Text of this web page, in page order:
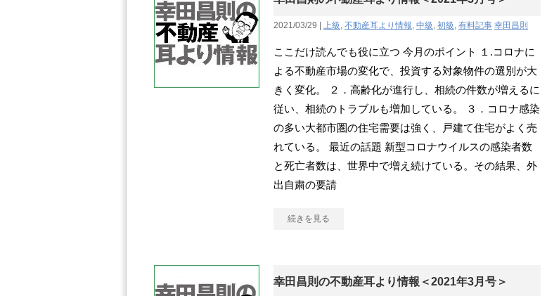
2021/03/29 | 上級 , 不動産耳より情報, 中級 , 初級 , 有料記事 幸田昌則
ここだけ読んでも役に立つ 今月のポイント １.コロナに
よる不動産市場の変化で、投資する対象物件の選別が大
きく変化。 ２．高齢化が進行し、相続の件数が増えるに
従い、相続のトラブルも増加している。 ３．コロナ感染
の多い大都市圏の住宅需要は強く、戸建て住宅がよく売
れている。 最近の話題 新型コロナウイルスの感染者数
と死亡者数は、世界中で増え続けている。その結果、外
出自粛の要請
続きを見る
幸田昌則の不動産耳より情報＜2021年3月号＞